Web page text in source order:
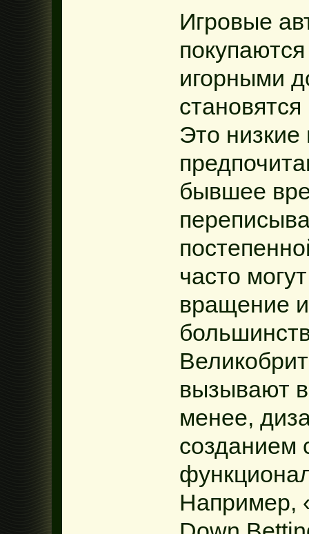
Игровые
игорными
Это низкие
бывшее
часто
вращение
вызывают
менее,
созданием
Например,